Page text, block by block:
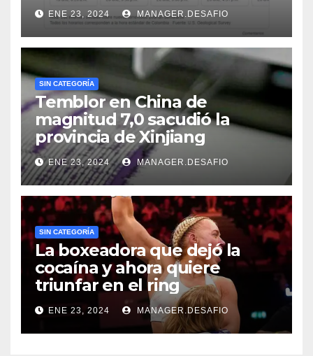
ENE 23, 2024 MANAGER.DESAFIO
SIN CATEGORÍA
Temblor en China de
magnitud 7,0 sacudió la
provincia de Xinjiang
ENE 23, 2024 MANAGER.DESAFIO
SIN CATEGORÍA
La boxeadora que dejó la
cocaína y ahora quiere
triunfar en el ring​
ENE 23, 2024 MANAGER.DESAFIO